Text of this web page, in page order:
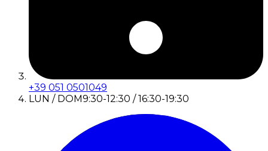
+39 051 0501049
LUN / DOM9:30-12:30 / 16:30-19:30